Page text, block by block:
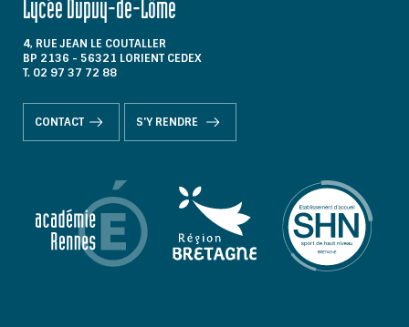
Lycée Dupuy-de-Lôme
4, RUE JEAN LE COUTALLER
BP 2136 - 56321 LORIENT CEDEX
T. 02 97 37 72 88
CONTACT S'Y RENDRE